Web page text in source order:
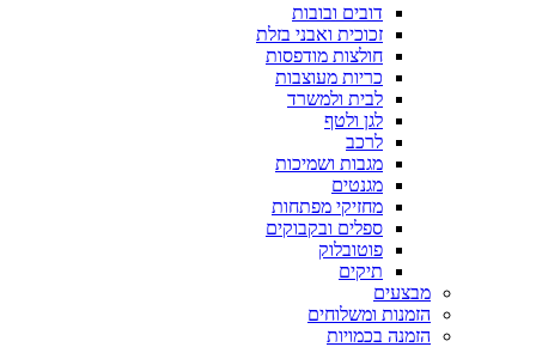
דובים ובובות
זכוכית ואבני בזלת
חולצות מודפסות
כריות מעוצבות
לבית ולמשרד
לגן ולטף
לרכב
מגבות ושמיכות
מגנטים
מחזיקי מפתחות
ספלים ובקבוקים
פוטובלוק
תיקים
מבצעים
הזמנות ומשלוחים
הזמנה בכמויות